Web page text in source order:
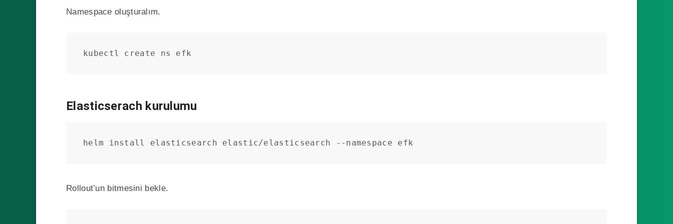
Namespace oluşturalım.
kubectl create ns efk
Elasticserach kurulumu
helm install elasticsearch elastic/elasticsearch --namespace efk
Rollout’un bitmesini bekle.